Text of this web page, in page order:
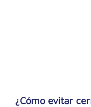
¿Cómo evitar